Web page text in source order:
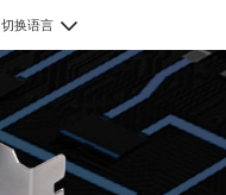
切换语言